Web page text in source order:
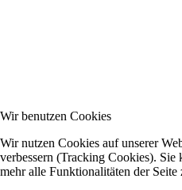
Wir benutzen Cookies
Wir nutzen Cookies auf unserer
verbessern (Tracking Cookies). Sie
mehr alle Funktionalitäten der Seite